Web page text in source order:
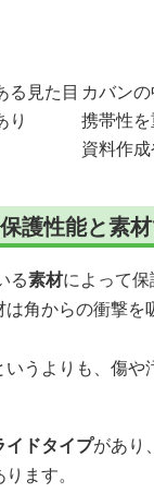
る見た目 カバン
り
携帯性
資料作
護性能と素
る素材によって
角からの衝撃
うよりも、傷
イドタイプがあり
ます。